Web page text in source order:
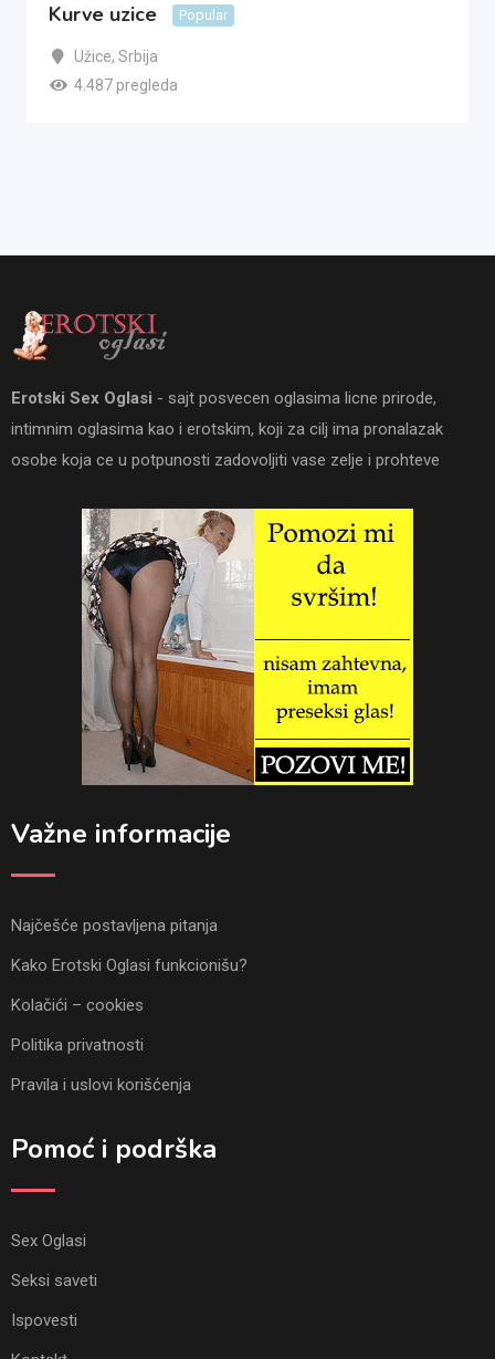
Kurve uzice Popular
Užice, Srbija
4.487 pregleda
Erotski Sex Oglasi - sajt posvecen oglasima licne prirode,
intimnim oglasima kao i erotskim, koji za cilj ima pronalazak
osobe koja ce u potpunosti zadovoljiti vase zelje i prohteve
Važne informacije
Najčešće postavljena pitanja
Kako Erotski Oglasi funkcionišu?
Kolačići – cookies
Politika privatnosti
Pravila i uslovi korišćenja
Pomoć i podrška
Sex Oglasi
Seksi saveti
Ispovesti